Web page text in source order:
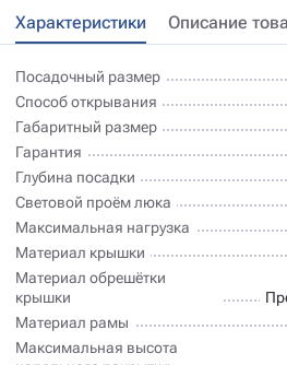
Характеристики Описание
Посадочный размер
Способ открывания
Габаритный размер
Гарантия
Глубина посадки
Световой проём люка
Максимальная нагрузка
Материал крышки
Материал обрешётки
крышки
Материал рамы
Максимальная высота